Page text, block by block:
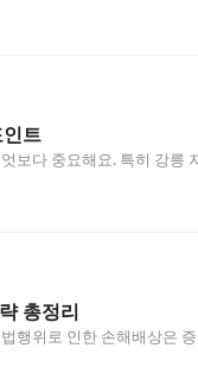
트
보다 중요해요. 특히 강릉
총정리
위로 인한 손해배상은